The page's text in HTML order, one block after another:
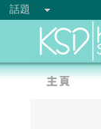
話題